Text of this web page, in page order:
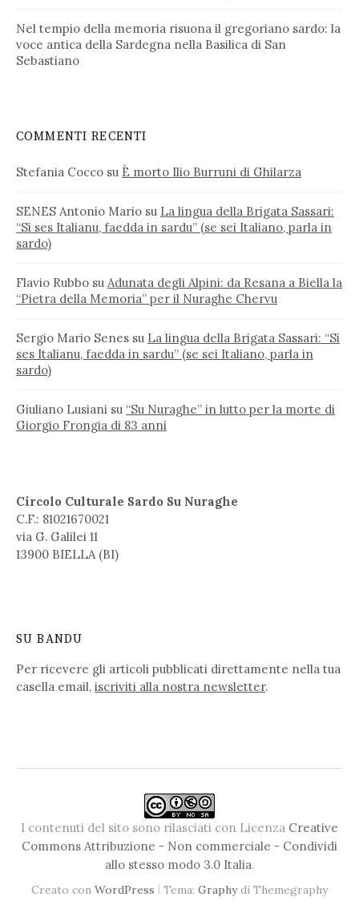
Nel tempio della memoria risuona il gregoriano sardo: la
voce antica della Sardegna nella Basilica di San
Sebastiano
COMMENTI RECENTI
Stefania Cocco su È morto Ilio Burruni di Ghilarza
SENES Antonio Mario su La lingua della Brigata Sassari:
“Si ses Italianu, faedda in sardu” (se sei Italiano, parla in
sardo)
Flavio Rubbo su Adunata degli Alpini: da Resana a Biella la
“Pietra della Memoria” per il Nuraghe Chervu
Sergio Mario Senes su La lingua della Brigata Sassari: “Si
ses Italianu, faedda in sardu” (se sei Italiano, parla in
sardo)
Giuliano Lusiani su “Su Nuraghe” in lutto per la morte di
Giorgio Frongia di 83 anni
Circolo Culturale Sardo Su Nuraghe
C.F.: 81021670021
via G. Galilei 11
13900 BIELLA (BI)
SU BANDU
Per ricevere gli articoli pubblicati direttamente nella tua
casella email, iscriviti alla nostra newsletter.
I contenuti del sito sono rilasciati con Licenza Creative
Commons Attribuzione - Non commerciale - Condividi
allo stesso modo 3.0 Italia.
Creato con WordPress | Tema: Graphydi Themegraphy